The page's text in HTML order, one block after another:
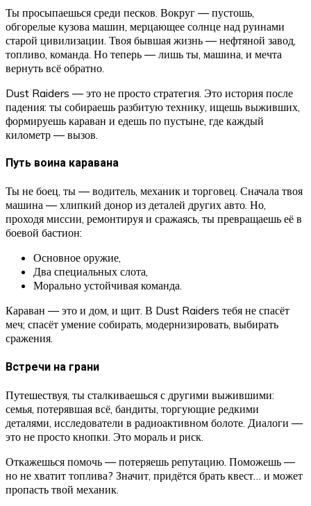
Ты просыпаешься среди песков. Вокруг — пустошь,
обгорелые кузова машин, мерцающее солнце над руинами
старой цивилизации. Твоя бывшая жизнь — нефтяной завод,
топливо, команда. Но теперь — лишь ты, машина, и мечта
вернуть всё обратно.
Dust Raiders — это не просто стратегия. Это история после
падения: ты собираешь разбитую технику, ищешь выживших,
формируешь караван и едешь по пустыне, где каждый
километр — вызов.
Путь воина каравана
Ты не боец, ты — водитель, механик и торговец. Сначала твоя
машина — хлипкий донор из деталей других авто. Но,
проходя миссии, ремонтируя и сражаясь, ты превращаешь её в
боевой бастион:
Основное оружие,
Два специальных слота,
Морально устойчивая команда.
Караван — это и дом, и щит. В Dust Raiders тебя не спасёт
меч; спасёт умение собирать, модернизировать, выбирать
сражения.
Встречи на грани
Путешествуя, ты сталкиваешься с другими выжившими:
семья, потерявшая всё, бандиты, торгующие редкими
деталями, исследователи в радиоактивном болоте. Диалоги —
это не просто кнопки. Это мораль и риск.
Откажешься помочь — потеряешь репутацию. Поможешь —
но не хватит топлива? Значит, придётся брать квест… и может
пропасть твой механик.